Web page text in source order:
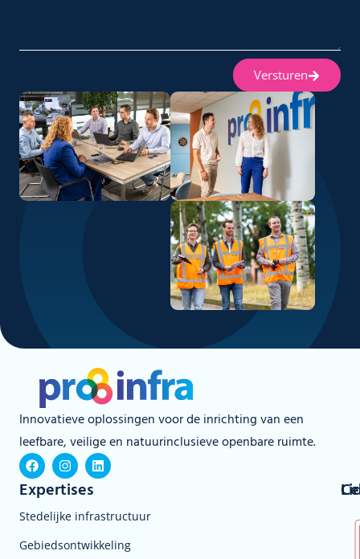
Versturen
Innovatieve oplossingen voor de inrichting van een
leefbare, veilige en natuurinclusieve openbare ruimte.
Expertises
Stedelijke infrastructuur
Gebiedsontwikkeling